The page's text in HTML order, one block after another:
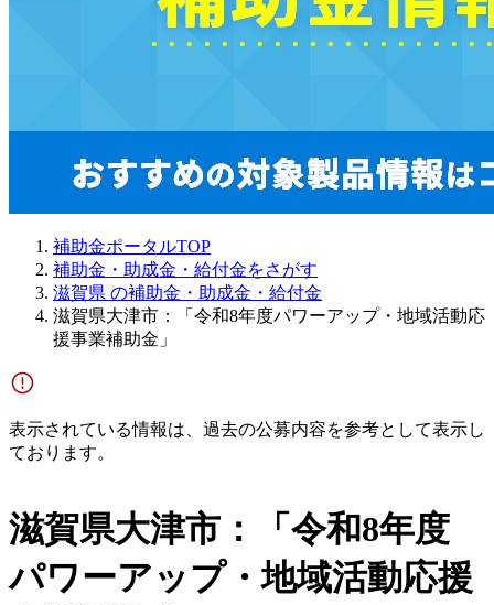
補助金ポータルTOP
補助金・助成金・給付金をさがす
滋賀県 の補助金・助成金・給付金
滋賀県大津市：「令和8年度パワーアップ・地域活動応
援事業補助金」
表示されている情報は、過去の公募内容を参考として表示し
ております。
滋賀県大津市：「令和8年度
パワーアップ・地域活動応援